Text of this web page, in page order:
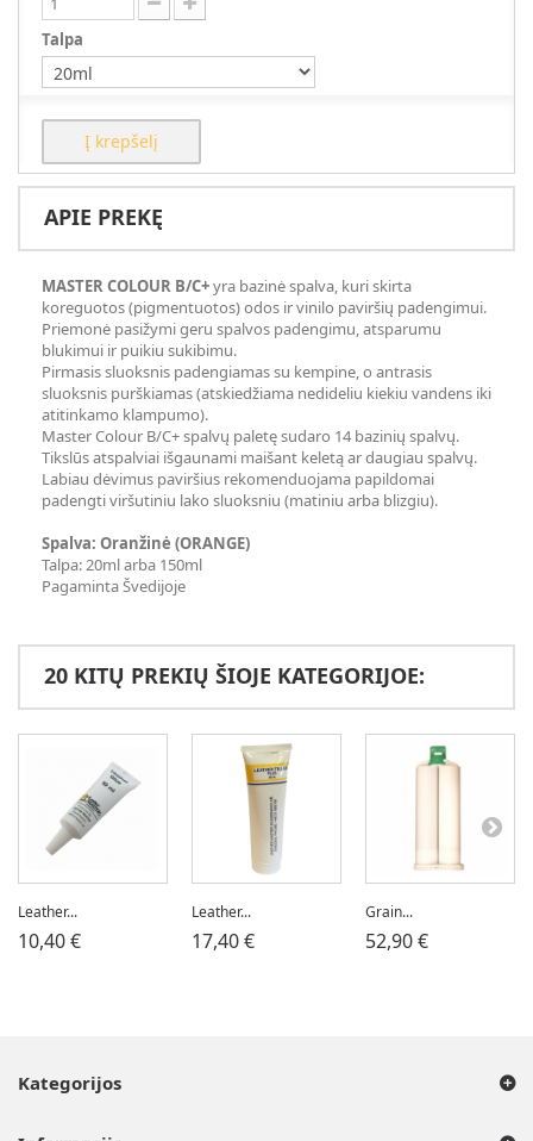
Talpa
Į krepšelį
APIE PREKĘ
MASTER COLOUR B/C+yra bazinė spalva, kuri skirta
koreguotos (pigmentuotos) odos ir vinilo paviršių padengimui.
Priemonė pasižymi geru spalvos padengimu, atsparumu
blukimui ir puikiu sukibimu.
Pirmasis sluoksnis padengiamas su kempine, o antrasis
sluoksnis purškiamas (atskiedžiama nedideliu kiekiu vandens iki
atitinkamo klampumo).
Master Colour B/C+ spalvų paletę sudaro 14 bazinių spalvų.
Tikslūs atspalviai išgaunami maišant keletą ar daugiau spalvų.
Labiau dėvimus paviršius rekomenduojama papildomai
padengti viršutiniu lako sluoksniu (matiniu arba blizgiu).
Spalva: Oranžinė (ORANGE)
Talpa: 20ml arba 150ml
Pagaminta Švedijoje
20 KITŲ PREKIŲ ŠIOJE KATEGORIJOE:
Leather...
10,40 €
Leather...
17,40 €
Grain...
52,90 €
Kategorijos